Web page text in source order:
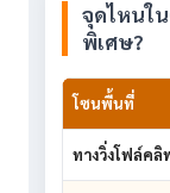
จุดไหนใ
พิเศษ?
โซนพื้นที่
ทางวิ่งโฟล์คลิ